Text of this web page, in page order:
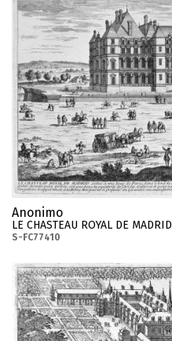
Anonimo
LE CHASTEAU ROYAL DE MADRID
S-FC77410